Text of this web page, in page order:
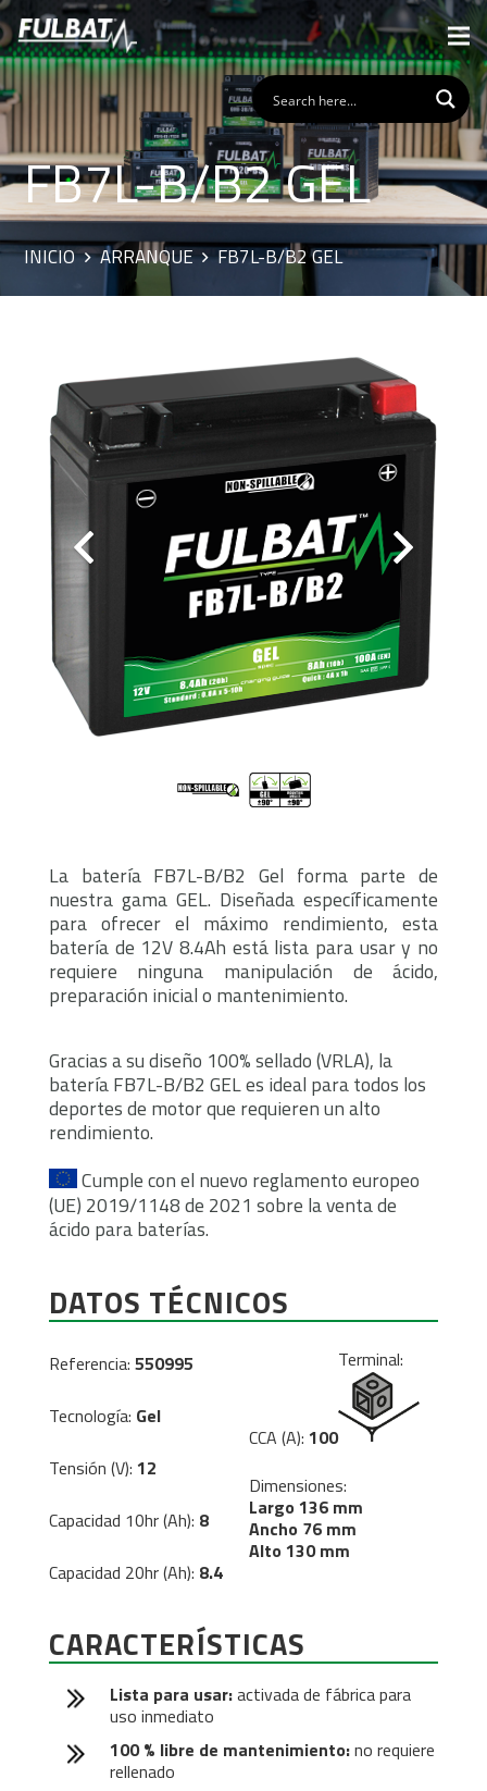
FB7L-B/B2 GEL
INICIO ARRANQUE FB7L-B/B2 GEL
La batería FB7L-B/B2 Gel forma parte de
nuestra gama GEL. Diseñada específicamente
para ofrecer el máximo rendimiento, esta
batería de 12V 8.4Ah está lista para usar y no
requiere ninguna manipulación de ácido,
preparación inicial o mantenimiento.
Gracias a su diseño 100% sellado (VRLA), la
batería FB7L-B/B2 GEL es ideal para todos los
deportes de motor que requieren un alto
rendimiento.
Cumple con el nuevo reglamento europeo
(UE) 2019/1148 de 2021 sobre la venta de
ácido para baterías.
DATOS TÉCNICOS
Referencia: 550995
Tecnología: Gel
Tensión (V): 12
Capacidad 10hr (Ah): 8
Capacidad 20hr (Ah): 8.4
CCA (A): 100
Terminal:
Dimensiones:
Largo 136 mm
Ancho 76 mm
Alto 130 mm
CARACTERÍSTICAS
Lista para usar:activada de fábrica para
uso inmediato
100 % libre de mantenimiento:no requiere
rellenado